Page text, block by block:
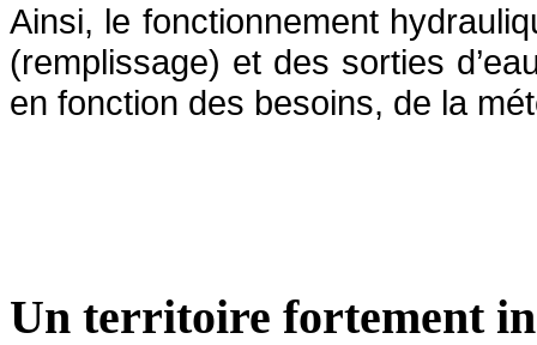
Ainsi, le fonctionnement
(remplissage) et des sorties
en fonction des besoins, de la
Un territoire fortement